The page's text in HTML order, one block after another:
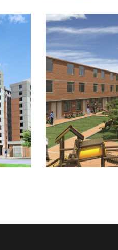
Portal de